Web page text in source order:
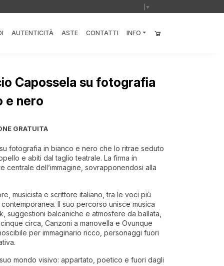
▼
AUTENTICITÀ ASTE CONTATTI INFO
Capossela su fotografia
e nero
GRATUITA
fotografia in bianco e nero che lo ritrae seduto
e abiti dal taglio teatrale. La firma in
centrale dell’immagine, sovrapponendosi alla
musicista e scrittore italiano, tra le voci più
Il suo percorso unisce musica
suggestioni balcaniche e atmosfere da ballata,
circa, Canzoni a manovella e Ovunque
per immaginario ricco, personaggi fuori
mondo visivo: appartato, poetico e fuori dagli